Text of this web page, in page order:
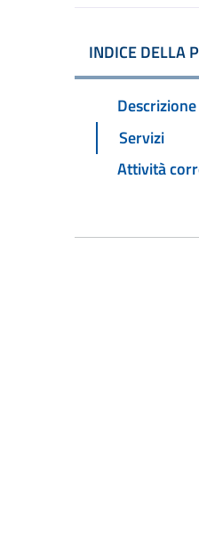
INDICE DELLA
Descrizione
Servizi
Attività